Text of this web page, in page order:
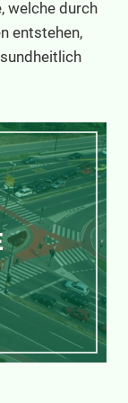
welche durch
entstehen,